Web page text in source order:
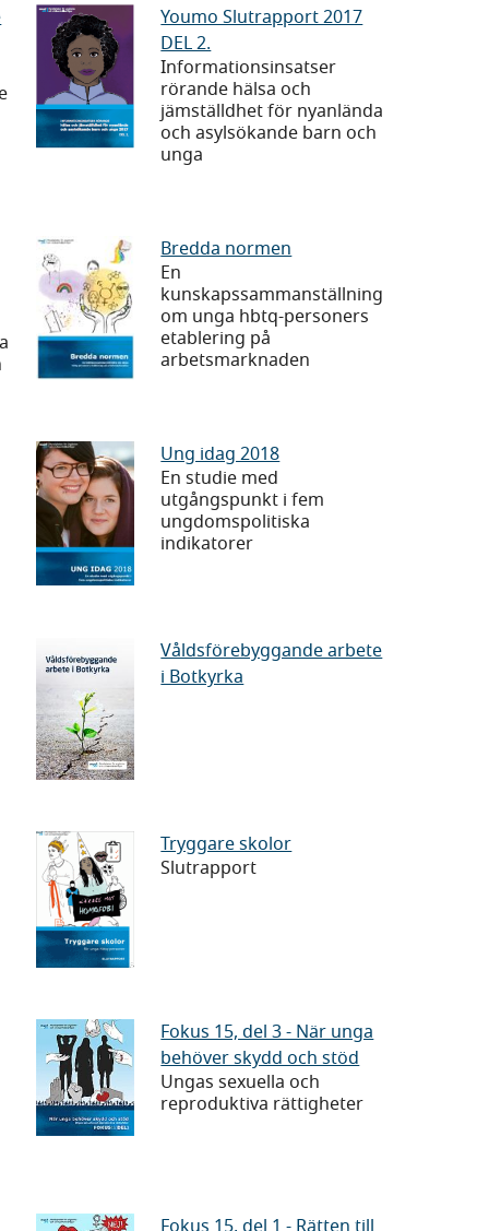
Youmo
Slutrapport
2017
DEL
2.
Youmo Slutrapport 2017
DEL 2.
Informationsinsatser
rörande hälsa och
jämställdhet för nyanlända
och asylsökande barn och
unga
Bredda
normen
Bredda normen
En
kunskapssammanställning
om unga hbtq-personers
etablering på
arbetsmarknaden
Ung
idag
2018
Ung idag 2018
En studie med
utgångspunkt i fem
ungdomspolitiska
indikatorer
Våldsförebyggande
arbete
Våldsförebyggande arbete
i Botkyrka
Tryggare
skolor
Tryggare skolor
Slutrapport
Fokus
15,
del
unga
Fokus 15, del 3 - När unga
behöver skydd och stöd
Ungas sexuella och
reproduktiva rättigheter